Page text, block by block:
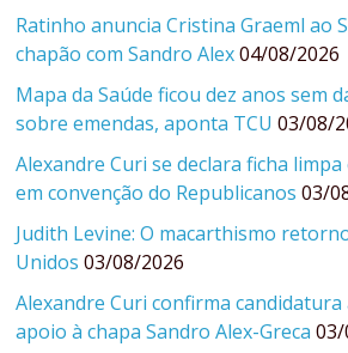
Ratinho anuncia Cristina Graeml ao
chapão com Sandro Alex 04/08/2026
Mapa da Saúde ficou dez anos sem
sobre emendas, aponta TCU 03/08/
Alexandre Curi se declara ficha
em convenção do Republicanos 03/
Judith Levine: O macarthismo
Unidos 03/08/2026
Alexandre Curi confirma candidatura
apoio à chapa Sandro Alex-Greca